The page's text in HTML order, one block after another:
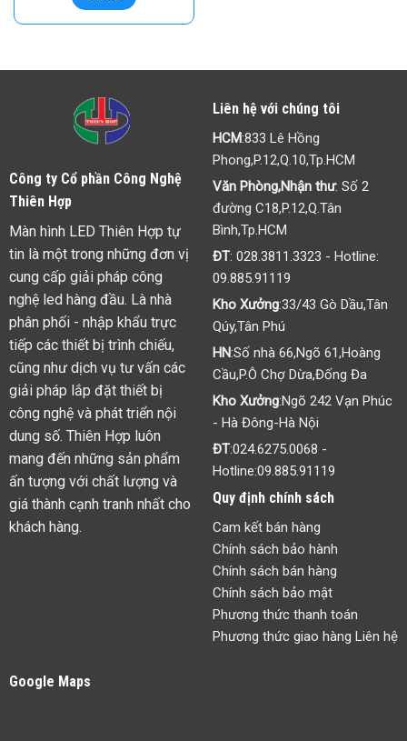
Công ty Cổ phần Công Nghệ
Thiên Hợp
Màn hình LED Thiên Hợp tự
tin là một trong những đơn vị
cung cấp giải pháp công
nghệ led hàng đầu. Là nhà
phân phối - nhập khẩu trực
tiếp các thiết bị trình chiếu,
cũng như dịch vụ tư vấn các
giải pháp lắp đặt thiết bị
công nghệ và phát triển nội
dung số. Thiên Hợp luôn
mang đến những sản phẩm
ấn tượng với chất lượng và
giá thành cạnh tranh nhất cho
khách hàng.
Liên hệ với chúng tôi
HCM:833 Lê Hồng
Phong,P.12,Q.10,Tp.HCM
Văn Phòng,Nhận thư: Số 2
đường C18,P.12,Q.Tân
Bình,Tp.HCM
ĐT: 028.3811.3323 - Hotline:
09.885.91119
Kho Xưởng:33/43 Gò Dầu,Tân
Qúy,Tân Phú
HN:Số nhà 66,Ngõ 61,Hoàng
Cầu,P.Ô Chợ Dừa,Đống Đa
Kho Xưởng:Ngõ 242 Vạn Phúc
- Hà Đông-Hà Nội
ĐT:024.6275.0068 -
Hotline:09.885.91119
Quy định chính sách
Cam kết bán hàng
Chính sách bảo hành
Chính sách bán hàng
Chính sách bảo mật
Phương thức thanh toán
Phương thức giao hàng Liên hệ
Google Maps